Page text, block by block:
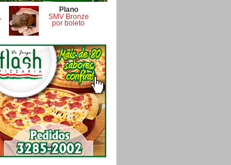
Plano
SMV Bronze
por boleto